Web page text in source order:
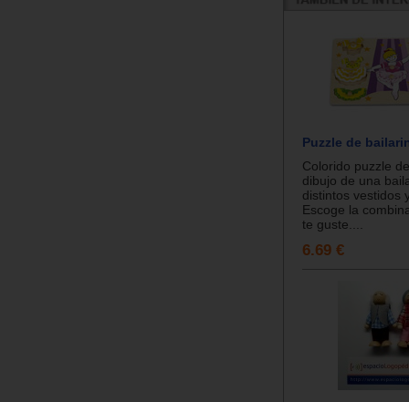
Puzzle de
Colorido puzzle
dibujo de una
distintos vestidos
Escoge la
te guste....
6.69 €